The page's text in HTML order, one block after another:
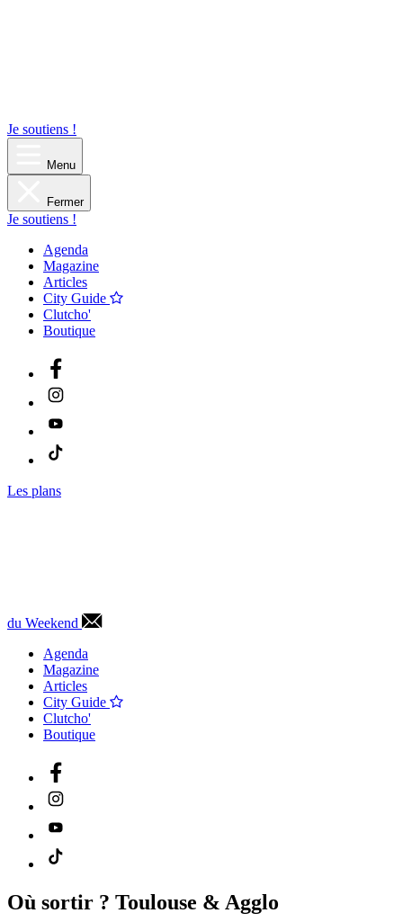
Je soutiens !
Menu
Fermer
Je soutiens !
Agenda
Magazine
Articles
City Guide
Clutcho'
Boutique
Les plans
du Weekend
Agenda
Magazine
Articles
City Guide
Clutcho'
Boutique
Où sortir ? Toulouse & Agglo